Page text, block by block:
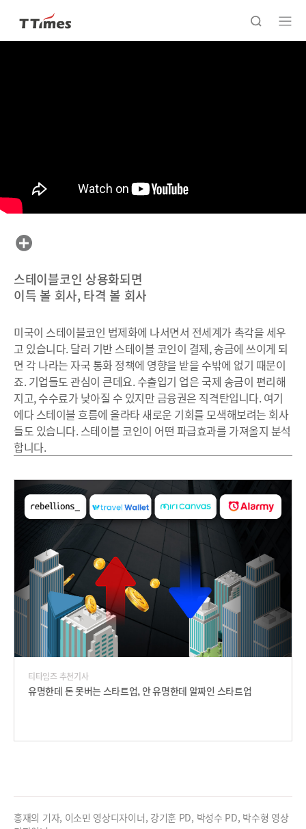
스테이블코인 상용화되면
이득 볼 회사, 타격 볼 회사
미국이 스테이블코인 법제화에 나서면서 전세계가 촉각을 세우
고 있습니다. 달러 기반 스테이블 코인이 결제, 송금에 쓰이게 되
면 각 나라는 자국 통화 정책에 영향을 받을 수밖에 없기 때문이
죠. 기업들도 관심이 큰데요. 수출입기 업은 국제 송금이 편리해
지고, 수수료가 낮아질 수 있지만 금융권은 직격탄입니다. 여기
에다 스테이블 흐름에 올라타 새로운 기회를 모색해보려는 회사
들도 있습니다. 스테이블 코인이 어떤 파급효과를 가져올지 분석
합니다.
티타임즈 추천기사
유명한데 돈 못버는 스타트업, 안 유명한데 알짜인 스타트업
홍재의 기자, 이소민 영상디자이너, 강기훈 PD, 박성수 PD, 박수형 영상